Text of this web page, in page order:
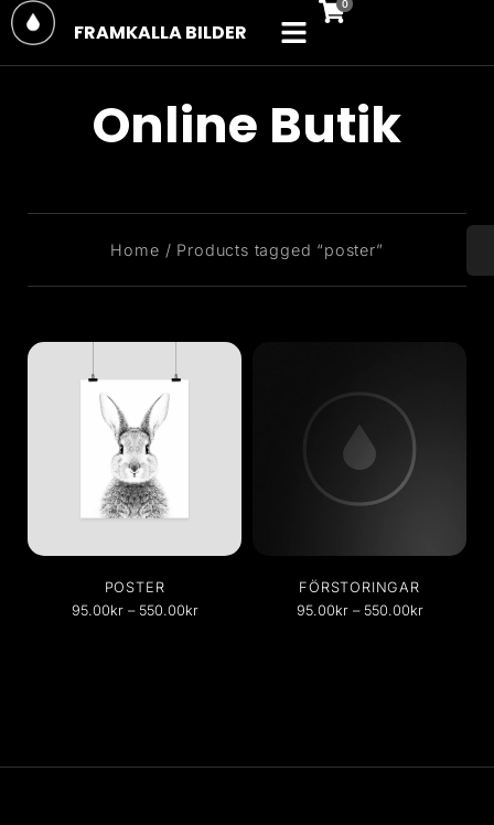
FRAMKALLA BILDER
Online Butik
You are here:
Home Products tagged “poster”
POSTER
95.00kr – 550.00kr
FÖRSTORINGAR
95.00kr – 550.00kr